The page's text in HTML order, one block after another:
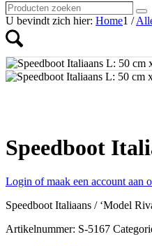
Producten
zoeken
U bevindt zich hier: Home1 /
Speedboot
Login of maak een account aan
Speedboot Italiaans / ‘Model
Artikelnummer: S-5167